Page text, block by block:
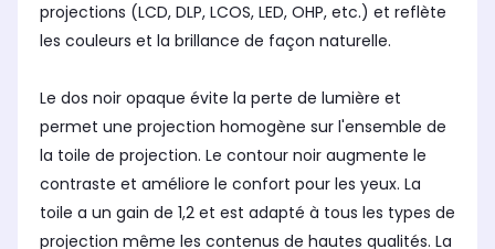
projections (LCD, DLP, LCOS, LED, OHP, etc.) et reflète
les couleurs et la brillance de façon naturelle.
Le dos noir opaque évite la perte de lumière et
permet une projection homogène sur l'ensemble de
la toile de projection. Le contour noir augmente le
contraste et améliore le confort pour les yeux. La
toile a un gain de 1,2 et est adapté à tous les types de
projection même les contenus de hautes qualités. La